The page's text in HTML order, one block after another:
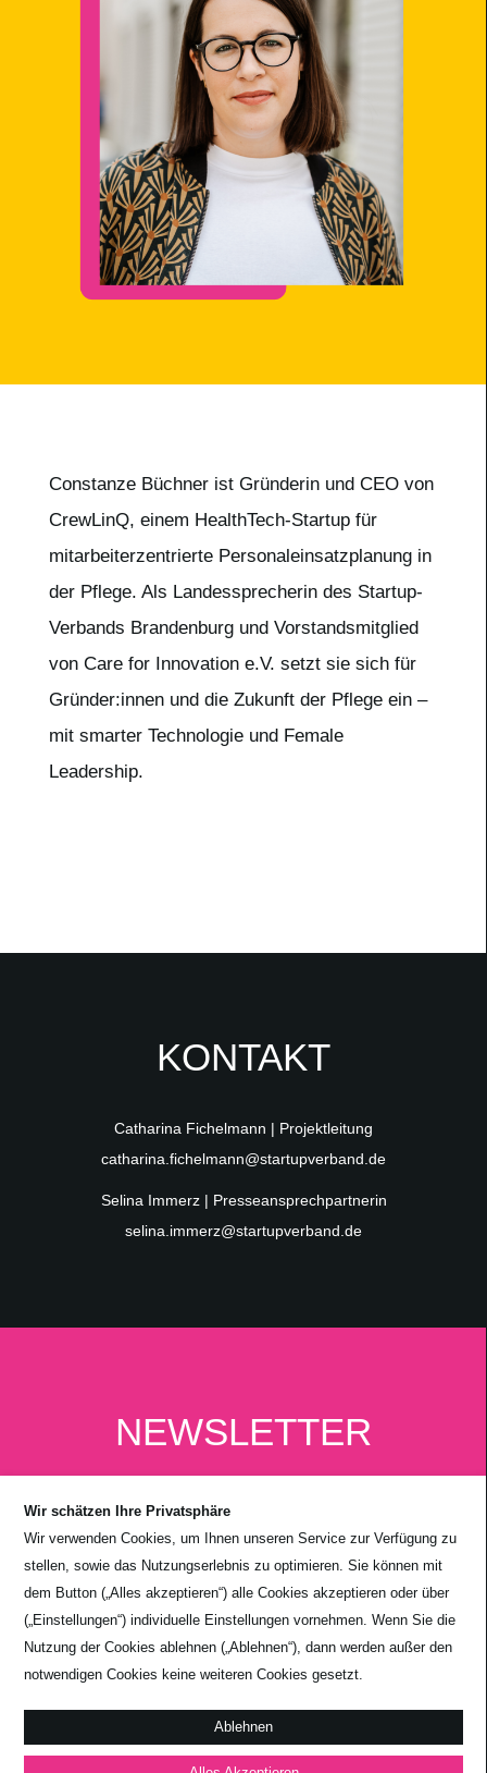
Constanze Büchner ist Gründerin und CEO von
CrewLinQ, einem HealthTech-Startup für
mitarbeiterzentrierte Personaleinsatzplanung in
der Pflege. Als Landessprecherin des Startup-
Verbands Brandenburg und Vorstandsmitglied
von Care for Innovation e.V. setzt sie sich für
Gründer:innen und die Zukunft der Pflege ein –
mit smarter Technologie und Female
Leadership.
KONTAKT
Catharina Fichelmann | Projektleitung
catharina.fichelmann@startupverband.de
Selina Immerz | Presseansprechpartnerin
selina.immerz@startupverband.de
NEWSLETTER
Absenden
Wir schätzen Ihre Privatsphäre
Wir verwenden Cookies, um Ihnen unseren Service zur Verfügung zu
stellen, sowie das Nutzungserlebnis zu optimieren. Sie können mit
dem Button („Alles akzeptieren“) alle Cookies akzeptieren oder über
(„Einstellungen“) individuelle Einstellungen vornehmen. Wenn Sie die
Nutzung der Cookies ablehnen („Ablehnen“), dann werden außer den
notwendigen Cookies keine weiteren Cookies gesetzt.
Ablehnen